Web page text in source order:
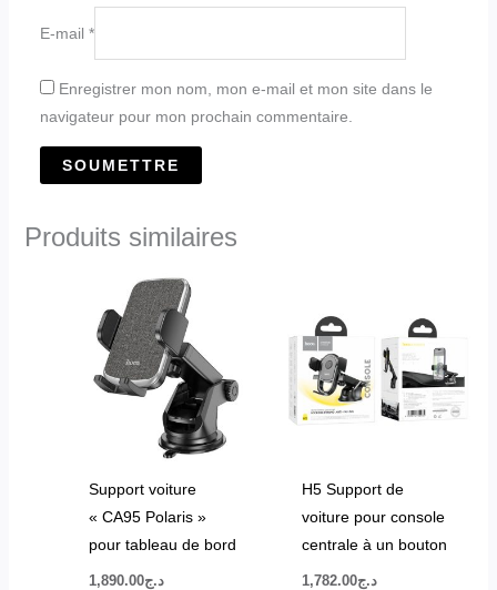
E-mail *
Enregistrer mon nom, mon e-mail et mon site dans le
navigateur pour mon prochain commentaire.
Produits similaires
Support voiture
« CA95 Polaris »
pour tableau de bord
د.ج1,890.00
H5 Support de
voiture pour console
centrale à un bouton
د.ج1,782.00